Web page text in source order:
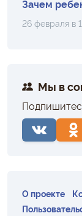
Зачем
26 февраля в
Мы в
О проекте